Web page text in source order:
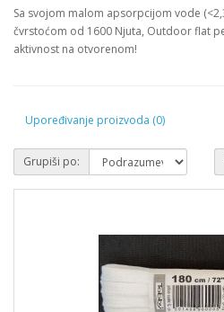
Sa svojom malom apsorpcijom vode
čvrstoćom od 1600 Njuta, Outdoor flat
aktivnost na otvorenom!
Upoređivanje proizvoda (0)
Grupiši po: